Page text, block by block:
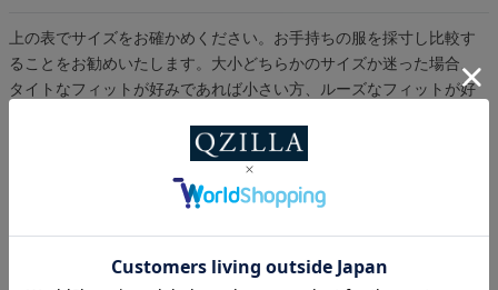
上の表でサイズをお確かめください。お手持ちの服を採寸し比較す
ることをお勧めいたします。大小どちらかのサイズか迷った場合、
タイトなフィットが好みであれば小さい方、ルーズなフィットが好
スタイル提案